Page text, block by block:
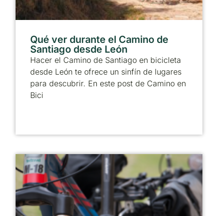
Qué ver durante el Camino de
Santiago desde León
Hacer el Camino de Santiago en bicicleta
desde León te ofrece un sinfín de lugares
para descubrir. En este post de Camino en
Bici